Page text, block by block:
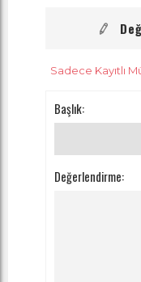
Sadece Kayıtlı
Başlık:
Değerlendirme: